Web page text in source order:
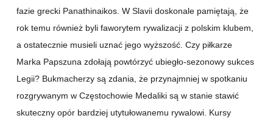
fazie grecki Panathinaikos. W Slavii doskonale pamiętają, że
rok temu również byli faworytem rywalizacji z polskim klubem,
a ostatecznie musieli uznać jego wyższość. Czy piłkarze
Marka Papszuna zdołają powtórzyć ubiegło-sezonowy sukces
Legii? Bukmacherzy są zdania, że przynajmniej w spotkaniu
rozgrywanym w Częstochowie Medaliki są w stanie stawić
skuteczny opór bardziej utytułowanemu rywalowi. Kursy